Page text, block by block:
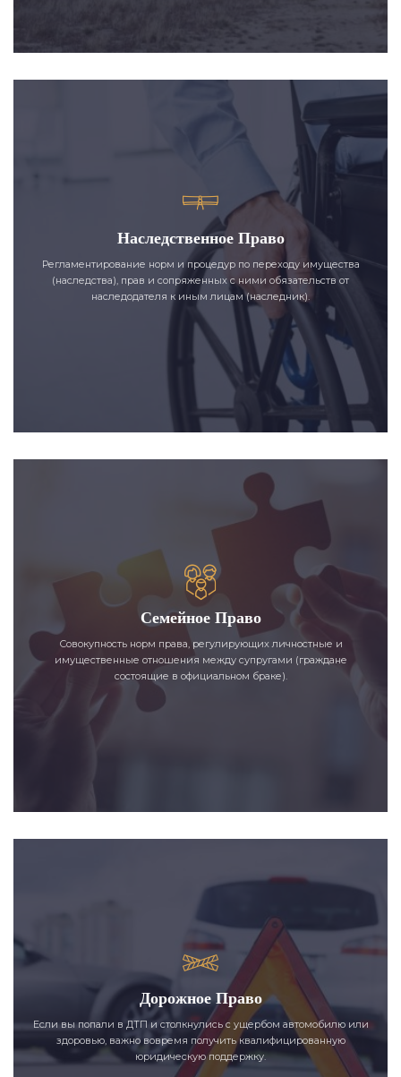
Наследственное Право
Регламентирование норм и процедур по переходу имущества
(наследства), прав и сопряженных с ними обязательств от
наследодателя к иным лицам (наследник).
Семейное Право
Совокупность норм права, регулирующих личностные и
имущественные отношения между супругами (граждане
состоящие в официальном браке).
Дорожное Право
Если вы попали в ДТП и столкнулись с ущербом автомобилю или
здоровью, важно вовремя получить квалифицированную
юридическую поддержку.